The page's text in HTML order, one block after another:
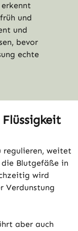
und
und
bevor
echte
regulieren, weitet
Blutgefäße in
wird
Verdunstung
aber auch